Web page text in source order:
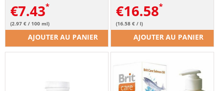
€7.43
(2.97 € / 100 ml)
AJOUTER AU PANIER
€16.58
(16.58 € / l)
AJOUTER AU PANIER